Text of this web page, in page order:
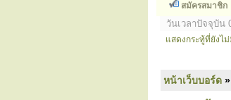
สมัครสมาชิก
วันเวลาปัจจุบัน
แสดงกระทู้ที่ยังไ
หน้าเว็บบอร์ด »